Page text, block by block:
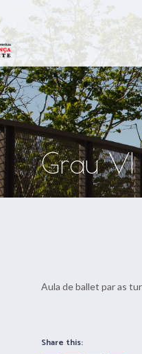
Grau VI
Aula de ballet par as
Share this: